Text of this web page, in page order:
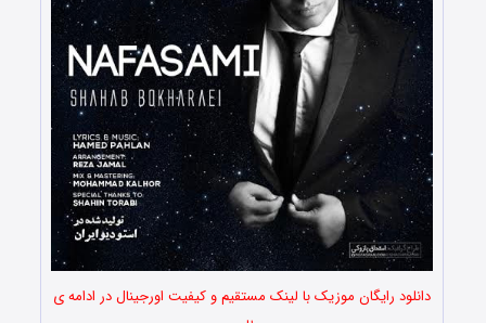
دانلود رایگان موزیک با لینک مستقیم و کیفیت اورجینال در ادامه ی